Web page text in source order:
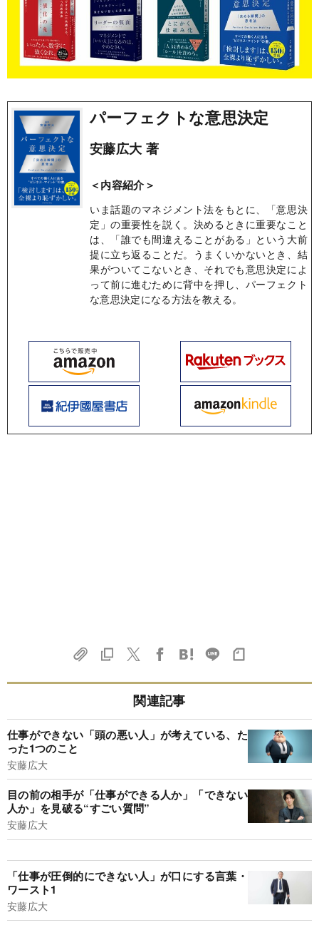
パーフェクトな意思決定
安藤広大 著
＜内容紹介＞
いま話題のマネジメント法をもとに、「意思決
定」の重要性を説く。決めるときに重要なこと
は、「誰でも間違えることがある」という大前
提に立ち返ることだ。うまくいかないとき、結
果がついてこないとき、それでも意思決定によ
って前に進むために背中を押し、パーフェクト
な意思決定になる方法を教える。
関連記事
仕事ができない「頭の悪い人」が考えている、た
った1つのこと
安藤広大
目の前の相手が「仕事ができる人か」「できない
人か」を見破る“すごい質問”
安藤広大
「仕事が圧倒的にできない人」が口にする言葉・
ワースト1
安藤広大